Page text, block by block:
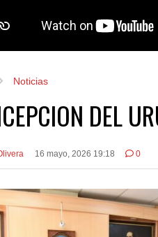
Noticias
DEL
16 mayo, 2026 19:18 0